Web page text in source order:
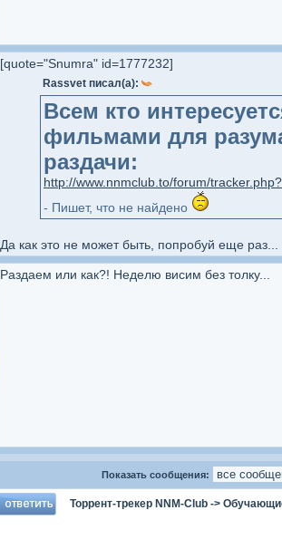
[quote="Snumra" id=1777232]
Rassvet писал(а):
Всем кто
фильмами для
раздачи:
http://www.nnmclub.to/forum/
- Пишет, что не найдено
Да как это не может быть, попробуй еще раз...
Раздаем или как?! Неделю висим без толку...
Показать сообщения:
Торрент-трекер NNM-Club ->